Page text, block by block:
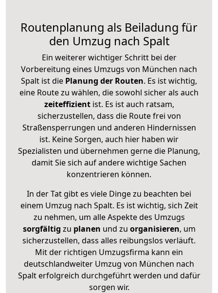
Routenplanung als Beiladung für
den Umzug nach Spalt
Ein weiterer wichtiger Schritt bei der
Vorbereitung eines Umzugs von München nach
Spalt ist die Planung der Routen. Es ist wichtig,
eine Route zu wählen, die sowohl sicher als auch
zeiteffizientist. Es ist auch ratsam,
sicherzustellen, dass die Route frei von
Straßensperrungen und anderen Hindernissen
ist. Keine Sorgen, auch hier haben wir
Spezialisten und übernehmen gerne die Planung,
damit Sie sich auf andere wichtige Sachen
konzentrieren können.
In der Tat gibt es viele Dinge zu beachten bei
einem Umzug nach Spalt. Es ist wichtig, sich Zeit
zu nehmen, um alle Aspekte des Umzugs
sorgfältig zu planen und zu organisieren, um
sicherzustellen, dass alles reibungslos verläuft.
Mit der richtigen Umzugsfirma kann ein
deutschlandweiter Umzug von München nach
Spalt erfolgreich durchgeführt werden und dafür
sorgen wir.